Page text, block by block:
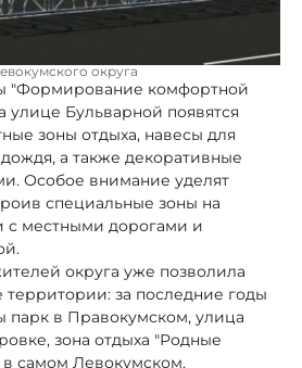
округа
"Формирование комфортной
улице Бульварной появятся
зоны отдыха, навесы для
а также декоративные
Особое внимание уделят
специальные зоны на
с местными дорогами и
округа уже позволила
территории: за последние годы
парк в Правокумском, улица
зона отдыха "Родные
в самом Левокумском.